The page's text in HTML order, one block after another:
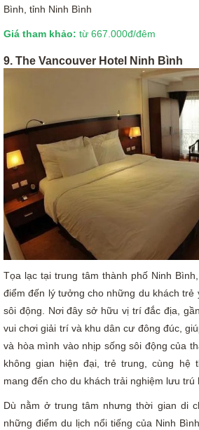
Bình, tỉnh Ninh Bình
Giá tham khảo: từ 667.000đ/đêm
9. The Vancouver Hotel Ninh Bình
Tọa lạc tại trung tâm thành phố Ninh
điểm đến lý tưởng cho những du khách trẻ
sôi động. Nơi đây sở hữu vị trí đắc địa,
vui chơi giải trí và khu dân cư đông đúc,
và hòa mình vào nhịp sống sôi động của
không gian hiện đại, trẻ trung, cùng hệ
mang đến cho du khách trải nghiệm lưu trú
Dù nằm ở trung tâm nhưng thời gian di
những điểm du lịch nổi tiếng của Ninh